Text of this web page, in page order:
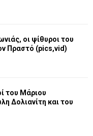
οι ψίθυροι του
Πραστό (pics,vid)
του Μάριου
Δολιανίτη και του